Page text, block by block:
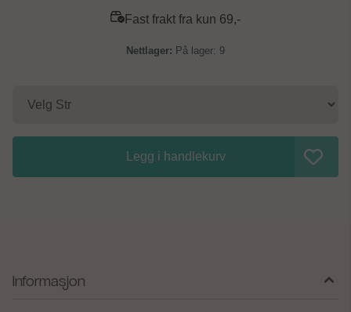
Fast frakt fra kun 69,-
På lager: 9
Legg i handlekurv
Informasjon